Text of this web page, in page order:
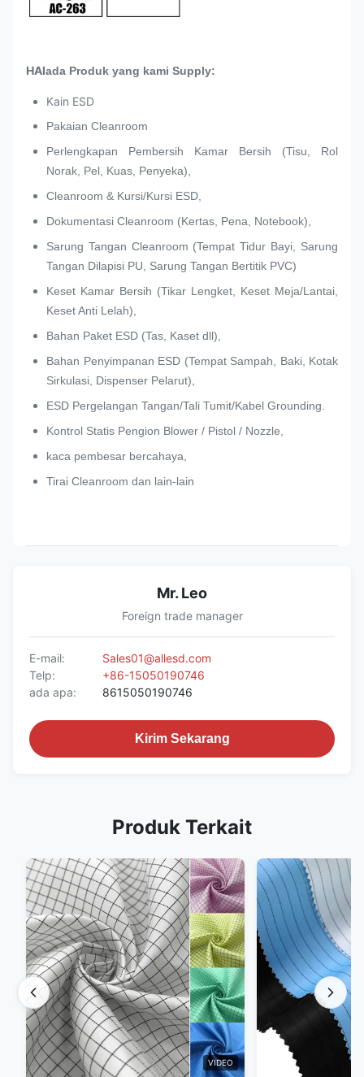
HAIada Produk yang kami Supply:
Kain ESD
Pakaian Cleanroom
Perlengkapan Pembersih Kamar Bersih (Tisu, Rol
Norak, Pel, Kuas, Penyeka),
Cleanroom & Kursi/Kursi ESD,
Dokumentasi Cleanroom (Kertas, Pena, Notebook),
Sarung Tangan Cleanroom (Tempat Tidur Bayi, Sarung
Tangan Dilapisi PU, Sarung Tangan Bertitik PVC)
Keset Kamar Bersih (Tikar Lengket, Keset Meja/Lantai,
Keset Anti Lelah),
Bahan Paket ESD (Tas, Kaset dll),
Bahan Penyimpanan ESD (Tempat Sampah, Baki, Kotak
Sirkulasi, Dispenser Pelarut),
ESD Pergelangan Tangan/Tali Tumit/Kabel Grounding.
Kontrol Statis Pengion Blower / Pistol / Nozzle,
kaca pembesar bercahaya,
Tirai Cleanroom dan lain-lain
Mr. Leo
Foreign trade manager
E-mail:
Sales01@allesd.com
Telp:
+86-15050190746
ada apa:
8615050190746
Kirim Sekarang
Produk Terkait
VIDEO